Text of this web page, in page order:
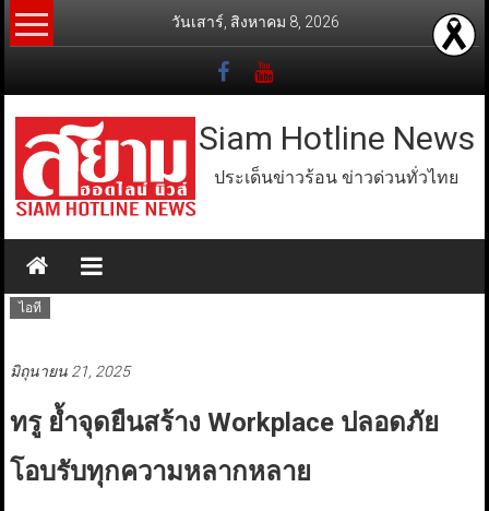
Skip
to
วันเสาร์, สิงหาคม 8, 2026
Siam Hotline News
ประเด็นข่าวร้อน ข่าวด่วนทั่วไทย
ไอที
มิถุนายน 21, 2025
ทรู ย้ำจุดยืนสร้าง Workplace ปลอดภัย
โอบรับทุกความหลากหลาย